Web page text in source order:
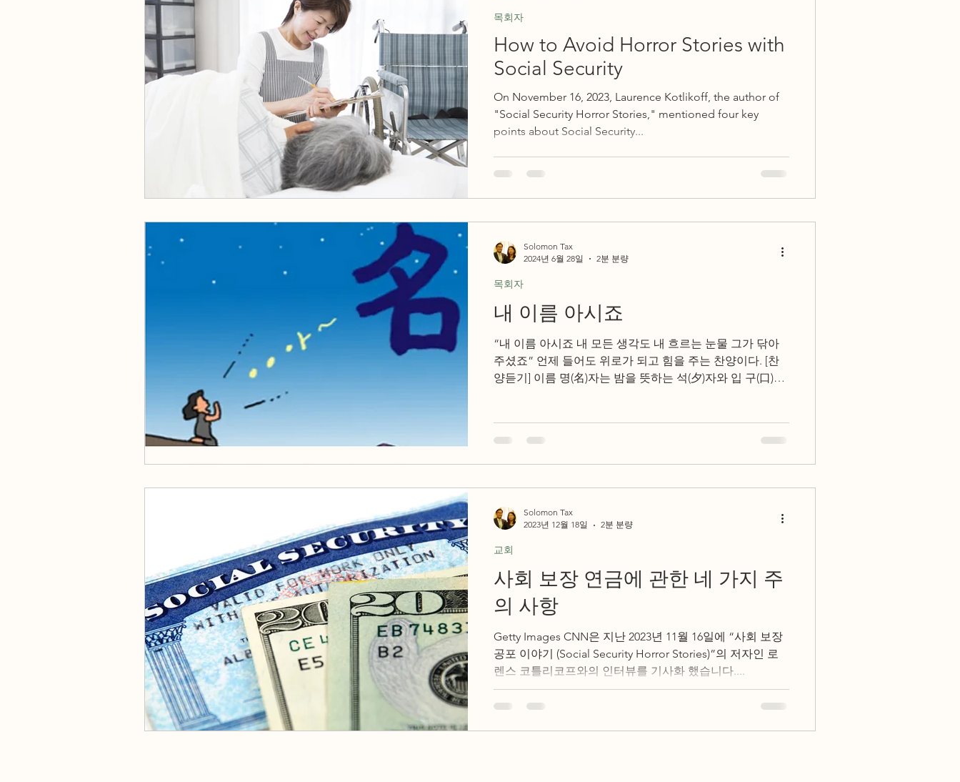
How to Avoid Horror Stories with
Social Security
On November 16, 2023, Laurence Kotlikoff, the author of
"Social Security Horror Stories," mentioned four key
points about Social Security...
목회자
내 이름 아시죠
“내 이름 아시죠 내 모든 생각도 내 흐르는 눈물 그가 닦아
주셨죠” 언제 들어도 위로가 되고 힘을 주는 찬양이다. [찬
양듣기] 이름 명(名)자는 밤을 뜻하는 석(夕)자와 입 구(口)자
목회자
Solomon Tax
2024년 6월 28일
2분 분량
사회 보장 연금에 관한 네 가지 주
의 사항
Getty Images CNN은 지난 2023년 11월 16일에 “사회 보장
공포 이야기 (Social Security Horror Stories)”의 저자인 로
렌스 코틀리코프와의 인터뷰를 기사화 했습니다....
교회
Solomon Tax
2023년 12월 18일
2분 분량